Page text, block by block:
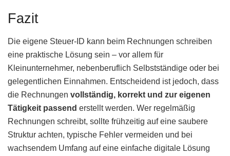
Fazit
Die eigene Steuer-ID kann beim Rechnungen schreiben
eine praktische Lösung sein – vor allem für
Kleinunternehmer, nebenberuflich Selbstständige oder bei
gelegentlichen Einnahmen. Entscheidend ist jedoch, dass
die Rechnungen vollständig, korrekt und zur eigenen
Tätigkeit passend erstellt werden. Wer regelmäßig
Rechnungen schreibt, sollte frühzeitig auf eine saubere
Struktur achten, typische Fehler vermeiden und bei
wachsendem Umfang auf eine einfache digitale Lösung